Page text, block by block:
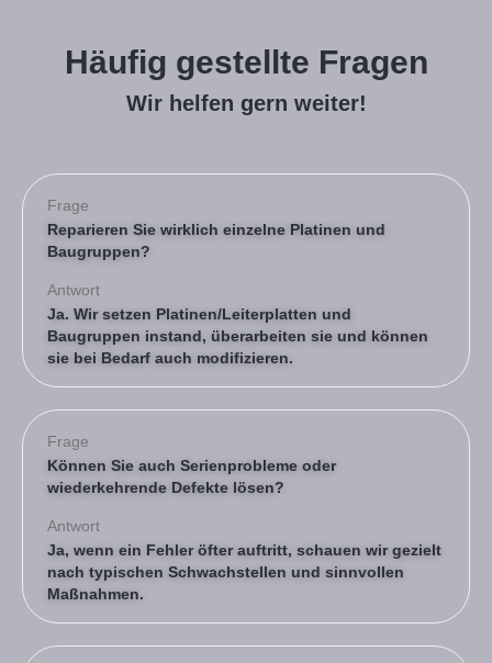
Häufig gestellte Fragen
Wir helfen gern weiter!
Frage
Reparieren Sie wirklich einzelne Platinen und
Baugruppen?
Antwort
Ja. Wir setzen Platinen/Leiterplatten und
Baugruppen instand, überarbeiten sie und können
sie bei Bedarf auch modifizieren.
Frage
Können Sie auch Serienprobleme oder
wiederkehrende Defekte lösen?
Antwort
Ja, wenn ein Fehler öfter auftritt, schauen wir gezielt
nach typischen Schwachstellen und sinnvollen
Maßnahmen.